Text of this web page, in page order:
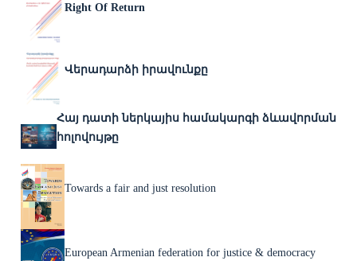
Right Of Return
Վերադարձի իրավունքը
Հայ դատի ներկայիս համակարգի ձևավորման
հոլովույթը
Towards a fair and just resolution
European Armenian federation for justice & democracy